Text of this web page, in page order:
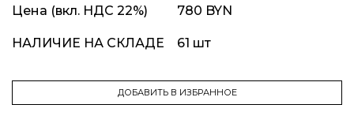
Цена (вкл. НДС 22%) 780 BYN
НАЛИЧИЕ НА СКЛАДЕ 61 шт
ДОБАВИТЬ В ИЗБРАННОЕ